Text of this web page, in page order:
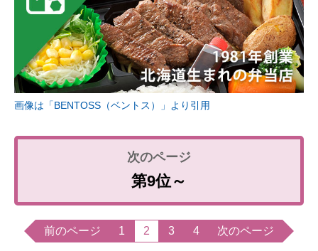
画像は「BENTOSS（ベントス）」より引用
第9位～
前のページ 1 2 3 4 次のページ